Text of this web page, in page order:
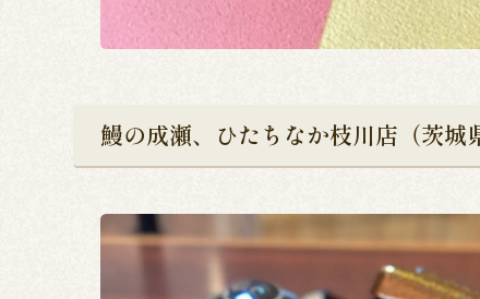
鰻の成瀬、ひたちなか枝川店（茨城